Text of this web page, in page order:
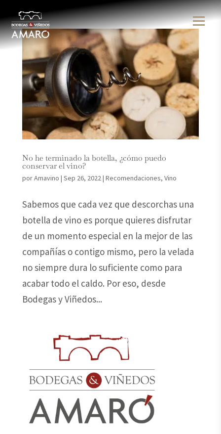
No he terminado la botella, ¿cómo puedo
conservar el vino?
porAmavino | Sep 26, 2022| Recomendaciones, Vino
Sabemos que cada vez que descorchas una
botella de vino es porque quieres disfrutar
de un momento especial en la mejor de las
compañías o contigo mismo, pero la velada
no siempre dura lo suficiente como para
acabar todo el caldo. Por eso, desde
Bodegas y Viñedos...